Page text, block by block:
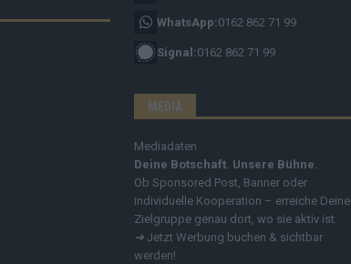
WhatsApp:0162 862 71 99
Signal:0162 862 71 99
MEDIA
Mediadaten
Deine Botschaft. Unsere Bühne.
Ob Sponsored Post, Banner oder
individuelle Kooperation – erreiche Deine
Zielgruppe genau dort, wo sie aktiv ist.
➔ Jetzt Werbung buchen & sichtbar
werden!